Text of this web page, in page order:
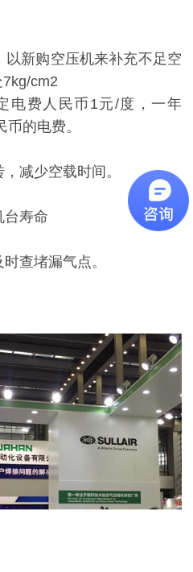
新购空压机来补充不足空
cm2
电费人民币1元/度，一年
的电费。
减少空载时间。
台寿命
查堵漏气点。